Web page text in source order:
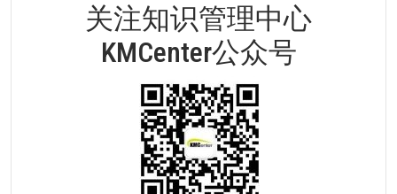
关注知识管理中心
KMCenter公众号